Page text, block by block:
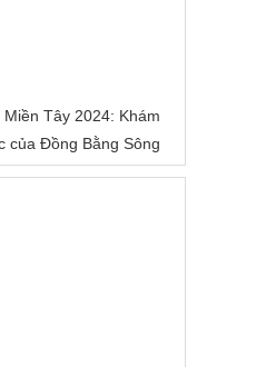
Tây 2024: Khám
của Đồng Bằng Sông